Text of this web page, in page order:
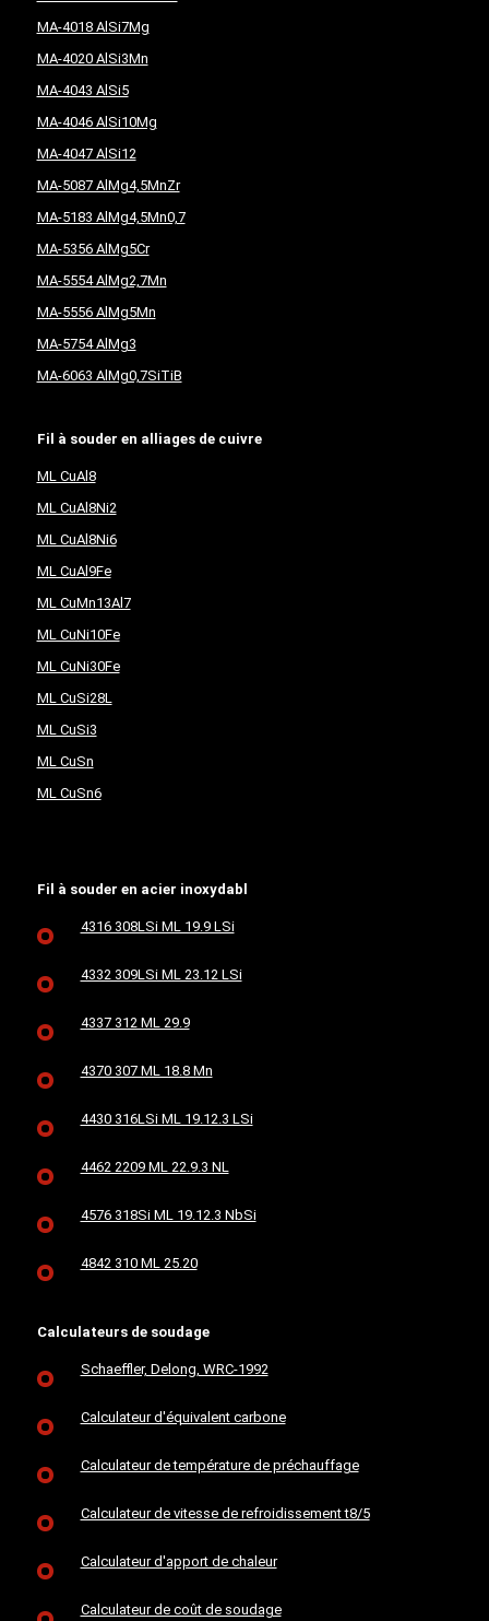
MA-4018 AlSi7Mg
MA-4020 AlSi3Mn
MA-4043 AlSi5
MA-4046 AlSi10Mg
MA-4047 AlSi12
MA-5087 AlMg4,5MnZr
MA-5183 AlMg4,5Mn0,7
MA-5356 AlMg5Cr
MA-5554 AlMg2,7Mn
MA-5556 AlMg5Mn
MA-5754 AlMg3
MA-6063 AlMg0,7SiTiB
Fil à souder en alliages de cuivre
ML CuAl8
ML CuAl8Ni2
ML CuAl8Ni6
ML CuAl9Fe
ML CuMn13Al7
ML CuNi10Fe
ML CuNi30Fe
ML CuSi28L
ML CuSi3
ML CuSn
ML CuSn6
Fil à souder en acier inoxydabl
4316 308LSi ML 19.9 LSi
4332 309LSi ML 23.12 LSi
4337 312 ML 29.9
4370 307 ML 18.8 Mn
4430 316LSi ML 19.12.3 LSi
4462 2209 ML 22.9.3 NL
4576 318Si ML 19.12.3 NbSi
4842 310 ML 25.20
Calculateurs de soudage
Schaeffler, Delong, WRC-1992
Calculateur d'équivalent carbone
Calculateur de température de préchauffage
Calculateur de vitesse de refroidissement t8/5
Calculateur d'apport de chaleur
Calculateur de coût de soudage